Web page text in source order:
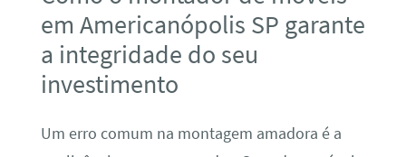
em Americanópolis SP garante
a integridade do seu
investimento
Um erro comum na montagem amadora é a